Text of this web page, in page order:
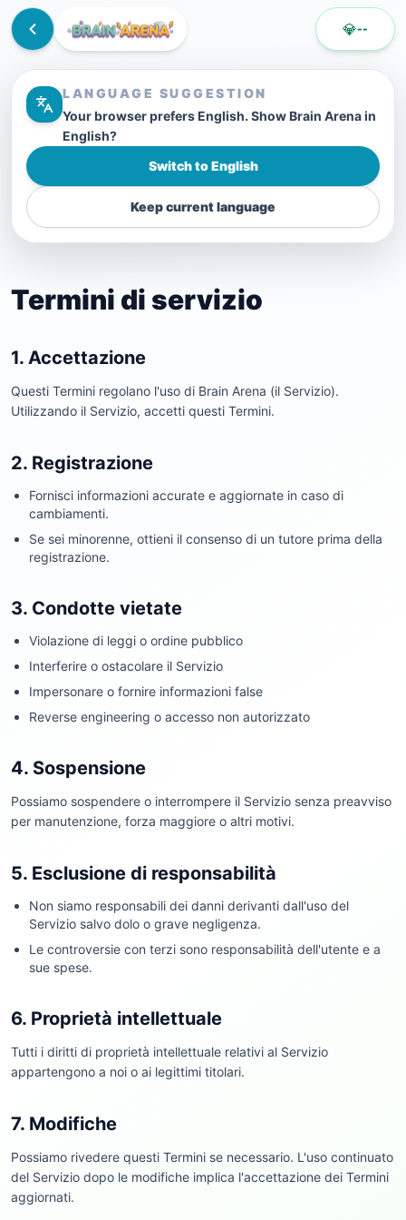
LANGUAGE SUGGESTION
Your browser prefers English. Show Brain Arena in
English?
Switch to English
Keep current language
💎--
Termini di servizio
1. Accettazione
Questi Termini regolano l'uso di Brain Arena (il Servizio).
Utilizzando il Servizio, accetti questi Termini.
2. Registrazione
Fornisci informazioni accurate e aggiornate in caso di
cambiamenti.
Se sei minorenne, ottieni il consenso di un tutore prima della
registrazione.
3. Condotte vietate
Violazione di leggi o ordine pubblico
Interferire o ostacolare il Servizio
Impersonare o fornire informazioni false
Reverse engineering o accesso non autorizzato
4. Sospensione
Possiamo sospendere o interrompere il Servizio senza preavviso
per manutenzione, forza maggiore o altri motivi.
5. Esclusione di responsabilità
Non siamo responsabili dei danni derivanti dall'uso del
Servizio salvo dolo o grave negligenza.
Le controversie con terzi sono responsabilità dell'utente e a
sue spese.
6. Proprietà intellettuale
Tutti i diritti di proprietà intellettuale relativi al Servizio
appartengono a noi o ai legittimi titolari.
7. Modifiche
Possiamo rivedere questi Termini se necessario. L'uso continuato
del Servizio dopo le modifiche implica l'accettazione dei Termini
aggiornati.